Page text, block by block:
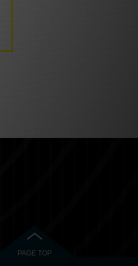
PAGE TOP